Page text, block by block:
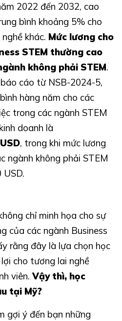
2022 đến 2032, cao
bình khoảng 5% cho
khác. Mức lương cho
STEM thường cao
không phải STEM.
cáo từ NSB-2024-5,
hàng năm cho các
trong các ngành STEM
doanh là
, trong khi mức lương
ngành không phải STEM
chỉ minh họa cho sự
của các ngành Business
rằng đây là lựa chọn học
cho tương lai nghề
viên.Vậy thì, học
tại Mỹ?
gợi ý đến bạn những